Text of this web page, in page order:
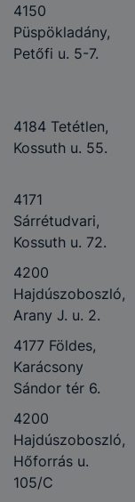
4150
Püspökladány,
Petőfi u. 5-7.
4184 Tetétlen,
Kossuth u. 55.
4171
Sárrétudvari,
Kossuth u. 72.
4200
Hajdúszoboszló,
Arany J. u. 2.
4177 Földes,
Karácsony
Sándor tér 6.
4200
Hajdúszoboszló,
Hőforrás u.
105/C